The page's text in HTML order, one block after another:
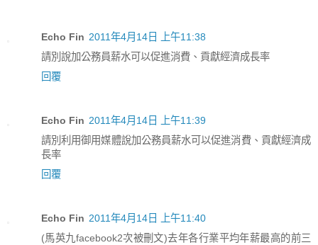
Echo Fin 2011年4月14日 上午11:38
請別說加公務員薪水可以促進消費、貢獻經濟成長率
回覆
Echo Fin 2011年4月14日 上午11:39
請別利用御用媒體說加公務員薪水可以促進消費、貢獻經濟成
長率
回覆
Echo Fin 2011年4月14日 上午11:40
(馬英九facebook2次被刪文)去年各行業平均年薪最高的前三